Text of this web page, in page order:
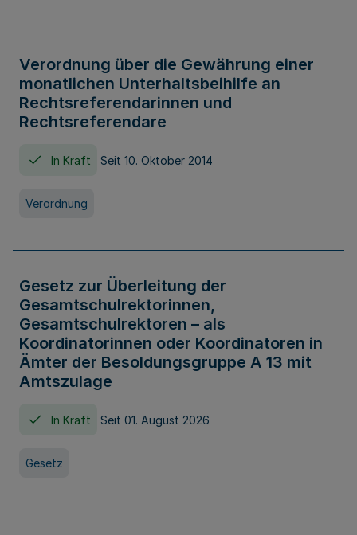
Verordnung über die Gewährung einer
monatlichen Unterhaltsbeihilfe an
Rechtsreferendarinnen und
Rechtsreferendare
In Kraft Seit 10. Oktober 2014
Verordnung
Gesetz zur Überleitung der
Gesamtschulrektorinnen,
Gesamtschulrektoren – als
Koordinatorinnen oder Koordinatoren in
Ämter der Besoldungsgruppe A 13 mit
Amtszulage
In Kraft Seit 01. August 2026
Gesetz